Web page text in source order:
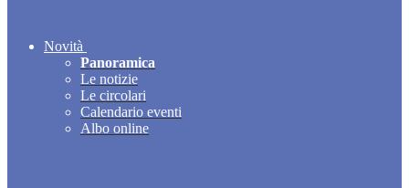
Novità
Panoramica
Le notizie
Le circolari
Calendario eventi
Albo online